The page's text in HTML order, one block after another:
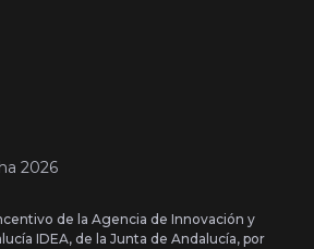
2026
de la Agencia de Innovación y
IDEA, de la Junta de Andalucía, por